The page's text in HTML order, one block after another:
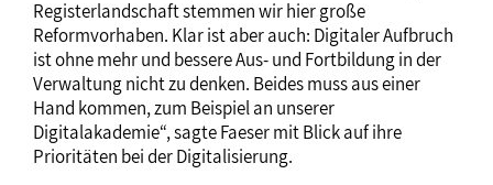
Registerlandschaft stemmen wir hier große
Reformvorhaben. Klar ist aber auch: Digitaler Aufbruch
ist ohne mehr und bessere Aus- und Fortbildung in der
Verwaltung nicht zu denken. Beides muss aus einer
Hand kommen, zum Beispiel an unserer
Digitalakademie“, sagte Faeser mit Blick auf ihre
Prioritäten bei der Digitalisierung.